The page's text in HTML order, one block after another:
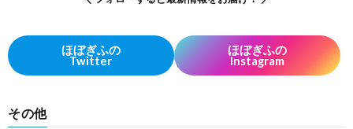
ほぼぎふの
Twitter
ほぼぎふの
Instagram
その他